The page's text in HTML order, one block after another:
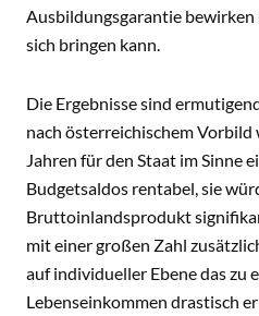
Ausbildungsgarantie
sich bringen kann.
Die Ergebnisse sind
nach österreichischem Vorbild
Jahren für den Staat im Sinne
Budgetsaldos rentabel, sie
Bruttoinlandsprodukt
mit einer großen Zahl
auf individueller Ebene das zu
Lebenseinkommen drastisch